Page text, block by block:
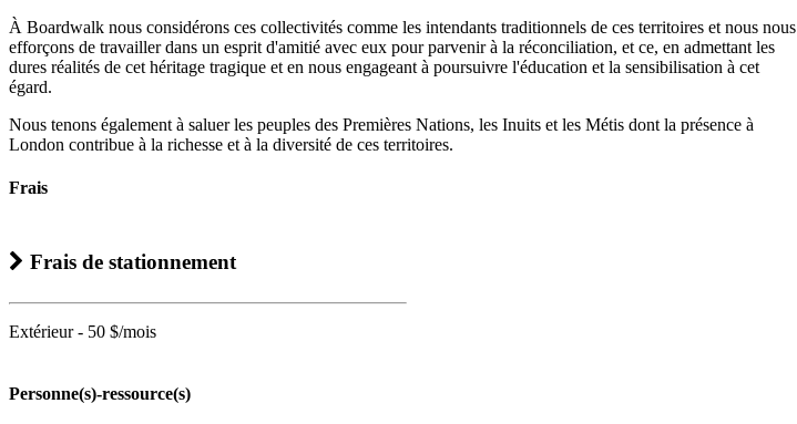
À Boardwalk nous considérons ces collectivités comme les intendants traditionnels de ces territoires et nous nous
efforçons de travailler dans un esprit d'amitié avec eux pour parvenir à la réconciliation, et ce, en admettant les
dures réalités de cet héritage tragique et en nous engageant à poursuivre l'éducation et la sensibilisation à cet
égard.
Nous tenons également à saluer les peuples des Premières Nations, les Inuits et les Métis dont la présence à
London contribue à la richesse et à la diversité de ces territoires.
Frais
Frais de stationnement
Extérieur - 50 $/mois
Personne(s)-ressource(s)